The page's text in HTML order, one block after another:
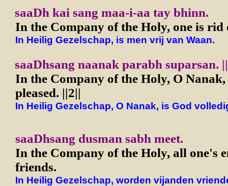
saaDh kai sang maa-i-aa tay bhinn.
In the Company of the Holy, one is rid
In Heilig Gezelschap, is men vrij van Waan.
saaDhsang naanak parabh suparsan.
In the Company of the Holy, O
pleased. ||2||
In Heilig Gezelschap, O Nanak, is God
saaDhsang dusman sabh meet.
In the Company of the Holy, all one's
friends.
In Heilig Gezelschap, worden vijanden